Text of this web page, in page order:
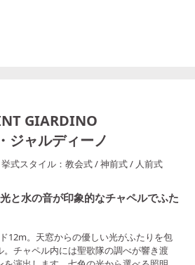
GIARDINO
ジャルディーノ
挙式スタイル： 教会式/神前式/ 人前式
と水の音が印象的なチャペルでふた
12m。天窓からの優しい光がふたりを包
チャペル内には聖歌隊の調べが響き渡